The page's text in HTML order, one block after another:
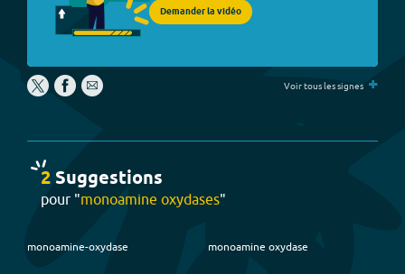
Demander la vidéo
Voir tous les signes +
2Suggestions
pour "monoamine oxydases"
monoamine-oxydase monoamine oxydase